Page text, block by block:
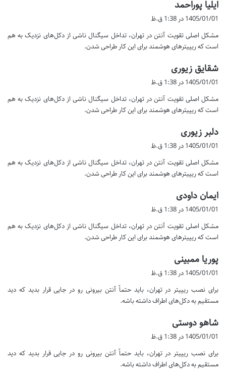
ایلیا پوراحمد
ف
:
1405/01/01 در 1:38 ق.ظ
مشکل اصلی تقویت آنتن در تهران، تداخل سیگنال ناشی از دکل‌های نزدیک به هم
است که ریپیترهای هوشمند برای این کار طراحی شدن.
شقایق زیوری
ف
:
1405/01/01 در 1:38 ق.ظ
مشکل اصلی تقویت آنتن در تهران، تداخل سیگنال ناشی از دکل‌های نزدیک به هم
است که ریپیترهای هوشمند برای این کار طراحی شدن.
دلبر زیوری
ت
:
1405/01/01 در 1:38 ق.ظ
مشکل اصلی تقویت آنتن در تهران، تداخل سیگنال ناشی از دکل‌های نزدیک به هم
است که ریپیترهای هوشمند برای این کار طراحی شدن.
ایمان داودی
ف
:
1405/01/01 در 1:38 ق.ظ
مشکل اصلی تقویت آنتن در تهران، تداخل سیگنال ناشی از دکل‌های نزدیک به هم
است که ریپیترهای هوشمند برای این کار طراحی شدن.
پوریا ممبینی
ف
:
1405/01/01 در 1:38 ق.ظ
برای نصب ریپیتر در تهران، باید حتماً آنتن بیرونی رو در جایی قرار بدید که دید
مستقیم به دکل‌های اطراف داشته باشه.
شاهو دوستی
ف
:
1405/01/01 در 1:38 ق.ظ
برای نصب ریپیتر در تهران، باید حتماً آنتن بیرونی رو در جایی قرار بدید که دید
مستقیم به دکل‌های اطراف داشته باشه.